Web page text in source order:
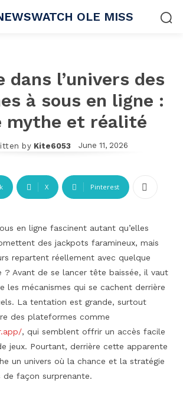
OLE MISS
dans l’univers des
à sous en ligne :
mythe et réalité
by Kite6053 June 11, 2026
X Pinterest
en ligne fascinent autant qu’elles
des jackpots faramineux, mais
repartent réellement avec quelque
? Avant de se lancer tête baissée, il vaut
les mécanismes qui se cachent derrière
La tentation est grande, surtout
des plateformes comme
, qui semblent offrir un accès facile
jeux. Pourtant, derrière cette apparente
un univers où la chance et la stratégie
façon surprenante.